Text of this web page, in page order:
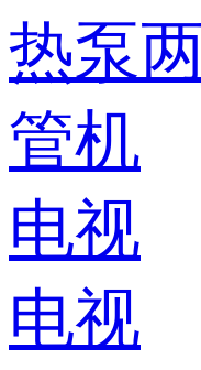
热泵
管机
电视
电视